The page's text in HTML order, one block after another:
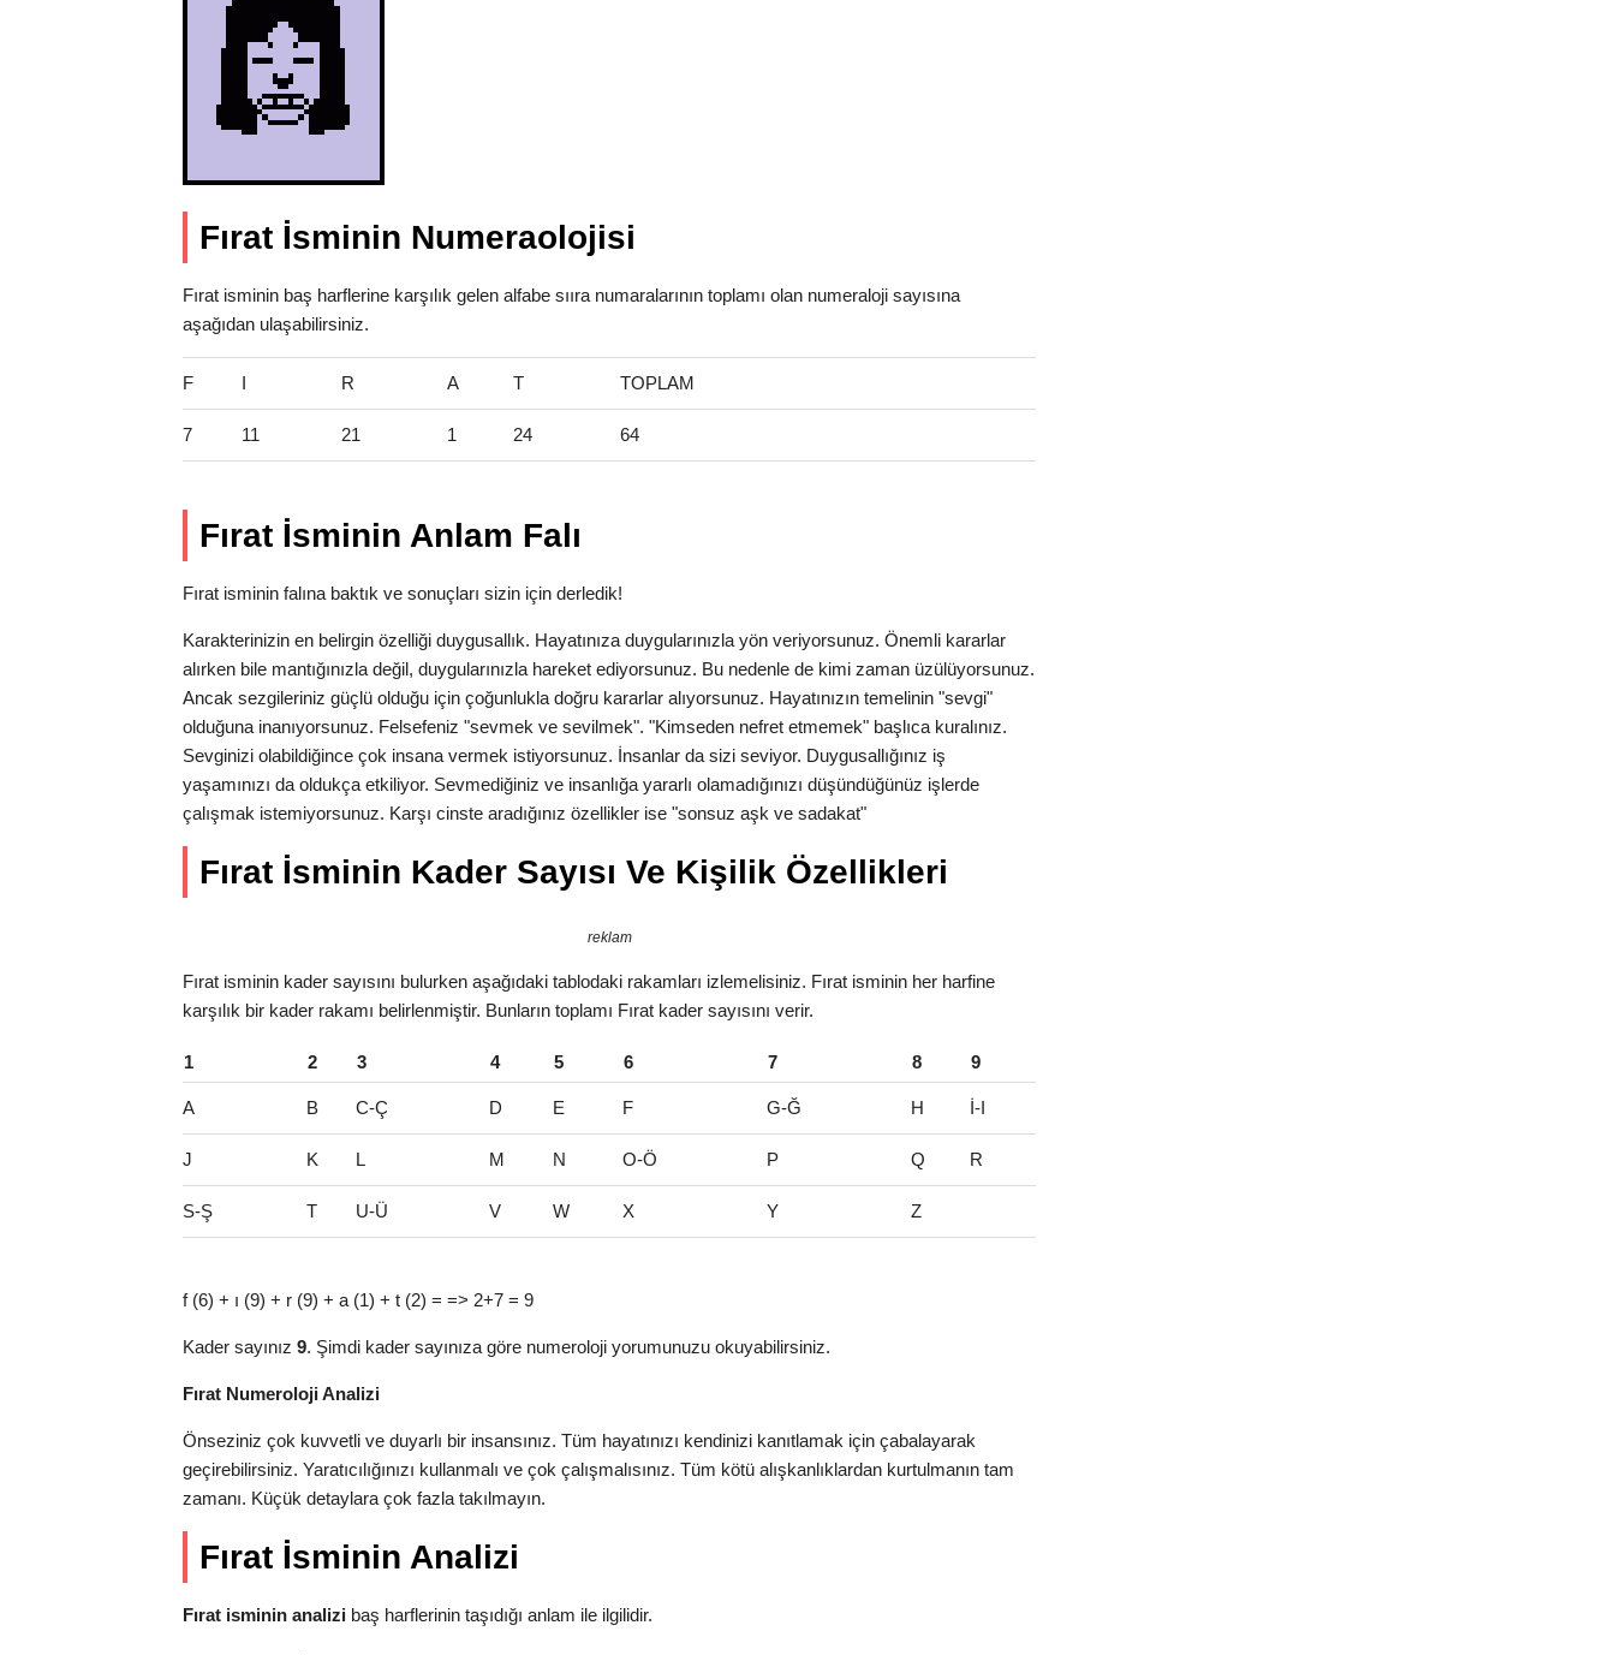
Fırat İsminin Numeraolojisi
Fırat isminin baş harflerine karşılık gelen alfabe sııra numaralarının toplamı olan numeraloji sayısına
aşağıdan ulaşabilirsiniz.
F I R A T TOPLAM
7 11 21 1 24 64
Fırat İsminin Anlam Falı
Fırat isminin falına baktık ve sonuçları sizin için derledik!
Karakterinizin en belirgin özelliği duygusallık. Hayatınıza duygularınızla yön veriyorsunuz. Önemli kararlar
alırken bile mantığınızla değil, duygularınızla hareket ediyorsunuz. Bu nedenle de kimi zaman üzülüyorsunuz.
Ancak sezgileriniz güçlü olduğu için çoğunlukla doğru kararlar alıyorsunuz. Hayatınızın temelinin "sevgi"
olduğuna inanıyorsunuz. Felsefeniz "sevmek ve sevilmek". "Kimseden nefret etmemek" başlıca kuralınız.
Sevginizi olabildiğince çok insana vermek istiyorsunuz. İnsanlar da sizi seviyor. Duygusallığınız iş
yaşamınızı da oldukça etkiliyor. Sevmediğiniz ve insanlığa yararlı olamadığınızı düşündüğünüz işlerde
çalışmak istemiyorsunuz. Karşı cinste aradığınız özellikler ise "sonsuz aşk ve sadakat"
Fırat İsminin Kader Sayısı Ve Kişilik Özellikleri
reklam
Fırat isminin kader sayısını bulurken aşağıdaki tablodaki rakamları izlemelisiniz. Fırat isminin her harfine
karşılık bir kader rakamı belirlenmiştir. Bunların toplamı Fırat kader sayısını verir.
1 2 3 4 5 6 7 8 9
A B C-Ç D E F G-Ğ H İ-I
J K L M N O-Ö P Q R
S-Ş T U-Ü V W X Y Z
f (6) + ı (9) + r (9) + a (1) + t (2) = => 2+7 = 9
Kader sayınız 9. Şimdi kader sayınıza göre numeroloji yorumunuzu okuyabilirsiniz.
Fırat Numeroloji Analizi
Önseziniz çok kuvvetli ve duyarlı bir insansınız. Tüm hayatınızı kendinizi kanıtlamak için çabalayarak
geçirebilirsiniz. Yaratıcılığınızı kullanmalı ve çok çalışmalısınız. Tüm kötü alışkanlıklardan kurtulmanın tam
zamanı. Küçük detaylara çok fazla takılmayın.
Fırat İsminin Analizi
Fırat isminin analizi baş harflerinin taşıdığı anlam ile ilgilidir.